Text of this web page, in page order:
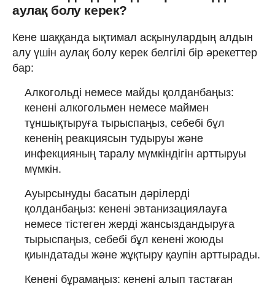
аулақ болу керек?
Кене шаққанда ықтимал асқынулардың алдын
алу үшін аулақ болу керек белгілі бір әрекеттер
бар:
Алкогольді немесе майды қолданбаңыз:
кенені алкогольмен немесе маймен
тұншықтыруға тырыспаңыз, себебі бұл
кененің реакциясын тудыруы және
инфекцияның таралу мүмкіндігін арттыруы
мүмкін.
Ауырсынуды басатын дәрілерді
қолданбаңыз: кенені эвтанизациялауға
немесе тістеген жерді жансыздандыруға
тырыспаңыз, себебі бұл кенені жоюды
қиындатады және жұқтыру қаупін арттырады.
Кенені бұрамаңыз: кенені алып тастаған